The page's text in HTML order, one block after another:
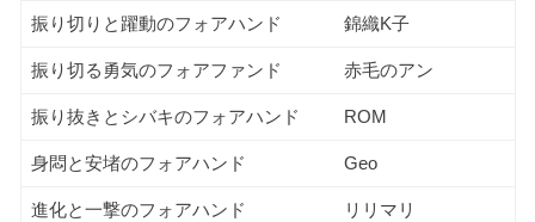
振り切りと躍動のフォアハンド 錦織K子
振り切る勇気のフォアファンド 赤毛のアン
振り抜きとシバキのフォアハンド ROM
身悶と安堵のフォアハンド Geo
進化と一撃のフォアハンド リリマリ